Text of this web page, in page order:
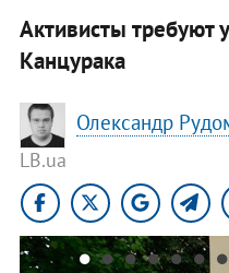
Активисты требуют
Канцурака
Олександр
LB.ua